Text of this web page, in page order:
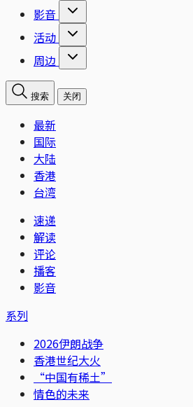
影音
活动
周边
搜索 关闭
最新
国际
大陆
香港
台湾
速递
解读
评论
播客
影音
系列
2026伊朗战争
香港世纪大火
“中国有稀土”
情色的未来